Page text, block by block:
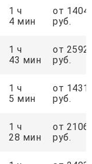
1 ч
4 мин
от 1404
руб.
1 ч
43 мин
от 2592
руб.
1 ч
5 мин
от 1431
руб.
1 ч
28 мин
от 2106
руб.